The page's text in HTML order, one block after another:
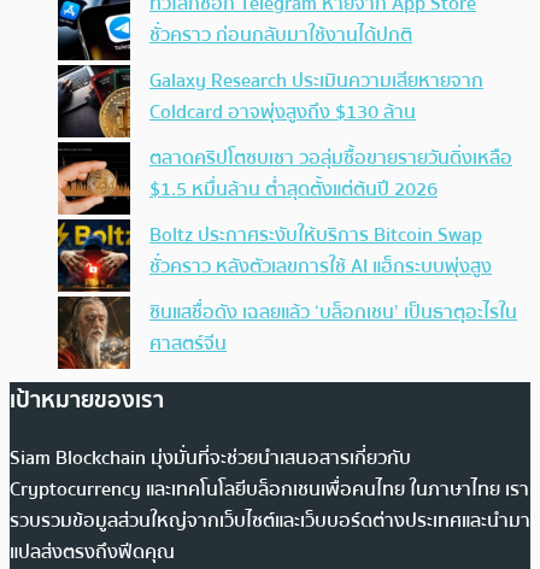
ชั่วคราว ก่อนกลับมาใช้งานได้ปกติ
Galaxy Research ประเมินความเสียหายจาก
Coldcard อาจพุ่งสูงถึง $130 ล้าน
ตลาดคริปโตซบเซา วอลุ่มซื้อขายรายวันดิ่งเหลือ
$1.5 หมื่นล้าน ต่ำสุดตั้งแต่ต้นปี 2026
Boltz ประกาศระงับให้บริการ Bitcoin Swap
ชั่วคราว หลังตัวเลขการใช้ AI แฮ็กระบบพุ่งสูง
ซินแสชื่อดัง เฉลยแล้ว ‘บล็อกเชน’ เป็นธาตุอะไรใน
ศาสตร์จีน
เป้าหมายของเรา
Siam Blockchain มุ่งมั่นที่จะช่วยนำเสนอสารเกี่ยวกับ
Cryptocurrency และเทคโนโลยีบล็อกเชนเพื่อคนไทย ในภาษาไทย เรา
รวบรวมข้อมูลส่วนใหญ่จากเว็บไซต์และเว็บบอร์ดต่างประเทศและนำมา
แปลส่งตรงถึงฟีดคุณ